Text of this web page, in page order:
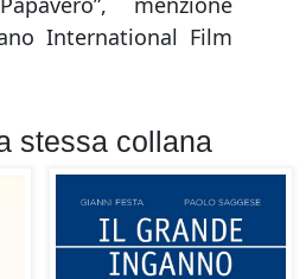
International Film
stessa collana